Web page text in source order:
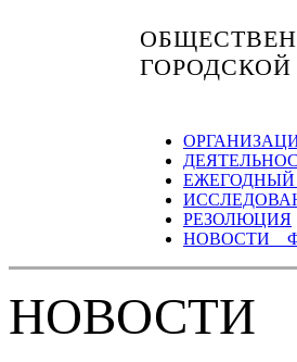
РЕЗОЛЮЦИЯ
НОВОСТИ
НОВОСТИ